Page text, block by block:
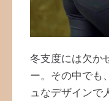
冬支度には欠か
ー。その中でも
ュなデザインで